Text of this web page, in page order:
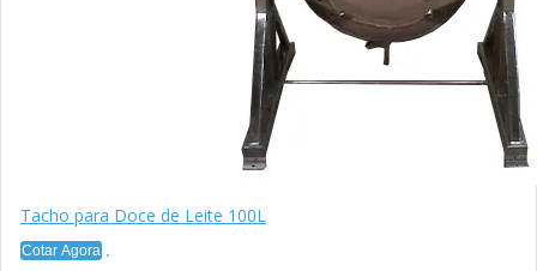
Tacho para Doce de Leite 100L
Cotar Agora